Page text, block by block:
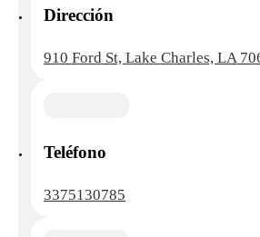
Dirección
910 Ford St, Lake Charles, LA
Teléfono
3375130785